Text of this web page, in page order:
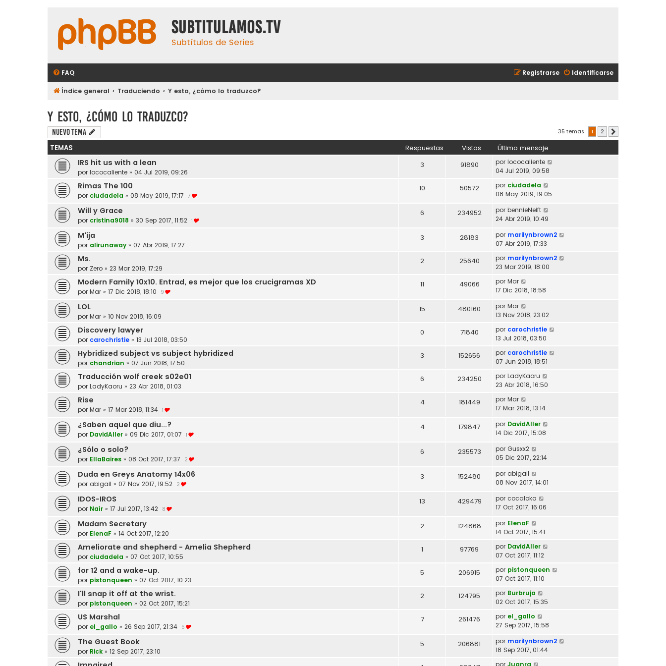
subtitulamos.tv
Subtítulos de Series
FAQ Identificarse
Registrarse
Índice general Traduciendo Y esto, ¿cómo lo traduzco?
Y esto, ¿cómo lo traduzco?
Nuevo Tema 35 temas 1 2
TEMAS Respuestas Vistas Último mensaje
IRS hit us with a lean
por lococaliente » 04 Jul 2019, 09:26
3 91890 por lococaliente
04 Jul 2019, 09:58
Rimas The 100
por ciudadela » 08 May 2019, 17:17 7
10 50572 por ciudadela
08 May 2019, 19:05
Will y Grace
por cristina9018 » 30 Sep 2017, 11:52 1
6 234952 por bennieNeift
24 Abr 2019, 10:49
M'ija
por alirunaway » 07 Abr 2019, 17:27
3 28183 por marilynbrown2
07 Abr 2019, 17:33
Ms.
por Zero » 23 Mar 2019, 17:29
2 25640 por marilynbrown2
23 Mar 2019, 18:00
Modern Family 10x10. Entrad, es mejor que los crucigramas XD
por Mar » 17 Dic 2018, 18:10 9
11 49066 por Mar
17 Dic 2018, 18:58
LOL
por Mar » 10 Nov 2018, 16:09
15 480160 por Mar
13 Nov 2018, 23:02
Discovery lawyer
por carochristie » 13 Jul 2018, 03:50
0 71840 por carochristie
13 Jul 2018, 03:50
Hybridized subject vs subject hybridized
por chandrian » 07 Jun 2018, 17:50
3 152656 por carochristie
07 Jun 2018, 18:51
Traducción wolf creek s02e01
por LadyKaoru » 23 Abr 2018, 01:03
6 234250 por LadyKaoru
23 Abr 2018, 16:50
Rise
por Mar » 17 Mar 2018, 11:34 1
4 181449 por Mar
17 Mar 2018, 13:14
¿Saben aquel que diu...?
por DavidAller » 09 Dic 2017, 01:07 1
4 179847 por DavidAller
14 Dic 2017, 15:08
¿Sólo o solo?
por EllaBaires » 08 Oct 2017, 17:37 2
6 235573 por Gusxx2
05 Dic 2017, 22:14
Duda en Greys Anatomy 14x06
por abigail » 07 Nov 2017, 19:52 2
3 152480 por abigail
08 Nov 2017, 14:01
IDOS-IROS
por Naír » 17 Jul 2017, 13:42 8
13 429479 por cocaloka
17 Oct 2017, 16:06
Madam Secretary
por ElenaF » 14 Oct 2017, 12:20
2 124868 por ElenaF
14 Oct 2017, 15:41
Ameliorate and shepherd - Amelia Shepherd
por ciudadela » 07 Oct 2017, 10:55
1 97769 por DavidAller
07 Oct 2017, 11:12
for 12 and a wake-up.
por pistonqueen » 07 Oct 2017, 10:23
5 206915 por pistonqueen
07 Oct 2017, 11:10
I'll snap it off at the wrist.
por pistonqueen » 02 Oct 2017, 15:21
2 124795 por Burbruja
02 Oct 2017, 15:35
US Marshal
por el_gallo » 26 Sep 2017, 21:34 5
7 261476 por el_gallo
27 Sep 2017, 15:58
The Guest Book
por Rick » 12 Sep 2017, 23:10
5 206881 por marilynbrown2
18 Sep 2017, 01:44
por Juanra